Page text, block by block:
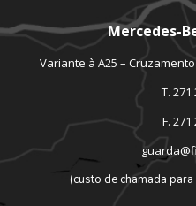
Mercedes-
Variante à A25 –
T. 271
F. 271
(custo de chamada